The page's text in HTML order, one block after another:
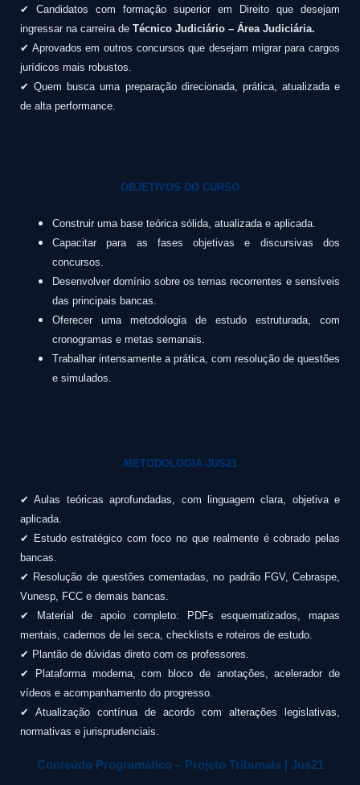
✔ Candidatos com formação superior em Direito que desejam
ingressar na carreira de Técnico Judiciário – Área Judiciária.
✔ Aprovados em outros concursos que desejam migrar para cargos
jurídicos mais robustos.
✔ Quem busca uma preparação direcionada, prática, atualizada e
de alta performance.
OBJETIVOS DO CURSO
Construir uma base teórica sólida, atualizada e aplicada.
Capacitar para as fases objetivas e discursivas dos
concursos.
Desenvolver domínio sobre os temas recorrentes e sensíveis
das principais bancas.
Oferecer uma metodologia de estudo estruturada, com
cronogramas e metas semanais.
Trabalhar intensamente a prática, com resolução de questões
e simulados.
METODOLOGIA JUS21
✔ Aulas teóricas aprofundadas, com linguagem clara, objetiva e
aplicada.
✔ Estudo estratégico com foco no que realmente é cobrado pelas
bancas.
✔ Resolução de questões comentadas, no padrão FGV, Cebraspe,
Vunesp, FCC e demais bancas.
✔ Material de apoio completo: PDFs esquematizados, mapas
mentais, cadernos de lei seca, checklists e roteiros de estudo.
✔ Plantão de dúvidas direto com os professores.
✔ Plataforma moderna, com bloco de anotações, acelerador de
vídeos e acompanhamento do progresso.
✔ Atualização contínua de acordo com alterações legislativas,
normativas e jurisprudenciais.
Conteúdo Programático – Projeto Tribunais | Jus21